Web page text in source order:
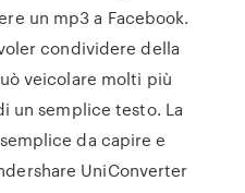
un mp3 a Facebook.
condividere della
veicolare molti più
un semplice testo. La
da capire e
UniConverter